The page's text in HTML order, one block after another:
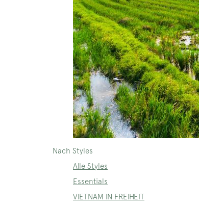
Nach Styles
Alle Styles
Essentials
VIETNAM IN FREIHEIT